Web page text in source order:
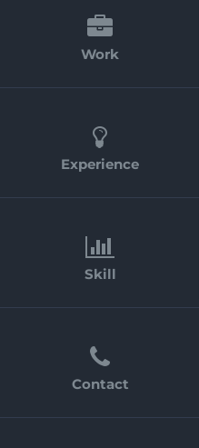
Work
Experience
Skill
Contact